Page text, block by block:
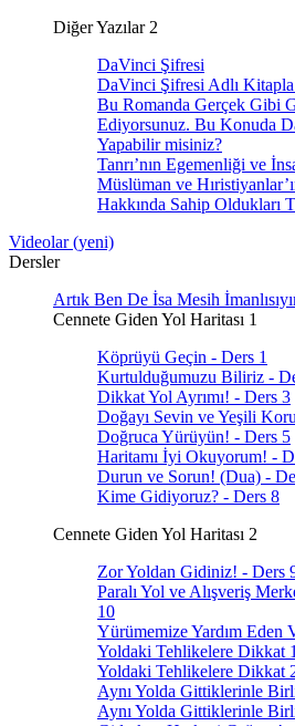
Diğer Yazılar 2
DaVinci Şifresi
DaVinci Şifresi Adlı
Bu Romanda Gerçek Gibi
Ediyorsunuz. Bu Konuda
Yapabilir misiniz?
Tanrı’nın Egemenliği ve
Müslüman ve
Hakkında Sahip Oldukları
Videolar (yeni)
Dersler
Artık Ben De İsa Mesih
Cennete Giden Yol Haritası 1
Köprüyü Geçin - Ders 1
Kurtulduğumuzu Biliriz -
Dikkat Yol Ayrımı! - Ders 3
Doğayı Sevin ve Yeşili
Doğruca Yürüyün! - Ders 5
Haritamı İyi Okuyorum! -
Durun ve Sorun! (Dua) -
Kime Gidiyoruz? - Ders 8
Cennete Giden Yol Haritası 2
Zor Yoldan Gidiniz! - Ders
Paralı Yol ve Alışveriş
10
Yürümemize Yardım Eden
Yoldaki Tehlikelere Dikkat
Yoldaki Tehlikelere Dikkat
Aynı Yolda Gittiklerinle
Aynı Yolda Gittiklerinle